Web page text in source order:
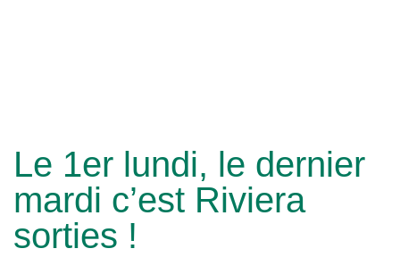
Le 1er lundi, le dernier
mardi c’est Riviera
sorties !